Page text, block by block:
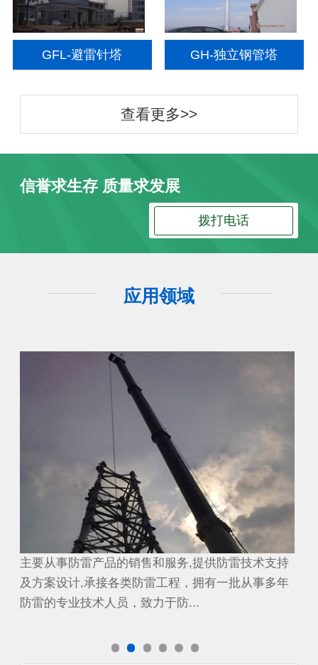
GFL-避雷针塔 GH-独立钢管塔
查看更多>>
信誉求生存 质量求发展
拨打电话
应用领域
避雷工程
主要从事防雷产品的销售和服务,提供防雷技术支持
及方案设计,承接各类防雷工程，拥有一批从事多年
防雷的专业技术人员，致力于防...